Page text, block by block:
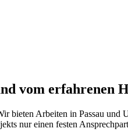
vom erfahrenen
bieten Arbeiten in Passau und
nur einen festen